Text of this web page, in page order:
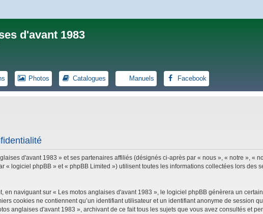
d'avant 1983
Photos Catalogues Manuels Facebook
d'avant 1983 » et ses partenaires affiliés (désignés ci-après par « nous », « notre », «
« logiciel phpBB » et « phpBB Limited ») utilisent toutes les informations collectées lors des
naviguant sur « Les motos anglaises d'avant 1983 », le logiciel phpBB génèrera un
cookies ne contiennent qu’un identifiant utilisateur et un identifiant anonyme de session
anglaises d'avant 1983 », archivant de ce fait tous les sujets que vous avez consultés et